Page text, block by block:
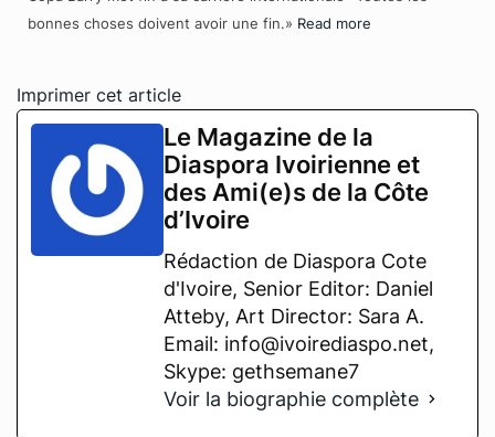
bonnes choses doivent avoir une fin.» Read more
Imprimer cet article
Le Magazine de la
Diaspora Ivoirienne et
des Ami(e)s de la Côte
d’Ivoire
Rédaction de Diaspora Cote
d'Ivoire, Senior Editor: Daniel
Atteby, Art Director: Sara A.
Email: info@ivoirediaspo.net,
Skype: gethsemane7
Voir la biographie complète